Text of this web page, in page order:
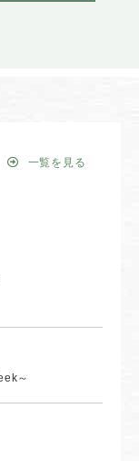
一覧を見る
～